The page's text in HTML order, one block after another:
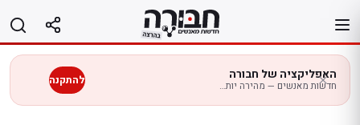
לתוכן
האפליקציה של חבורה
חדשות מאנשים — מהירה יותר בנייד להתקנה